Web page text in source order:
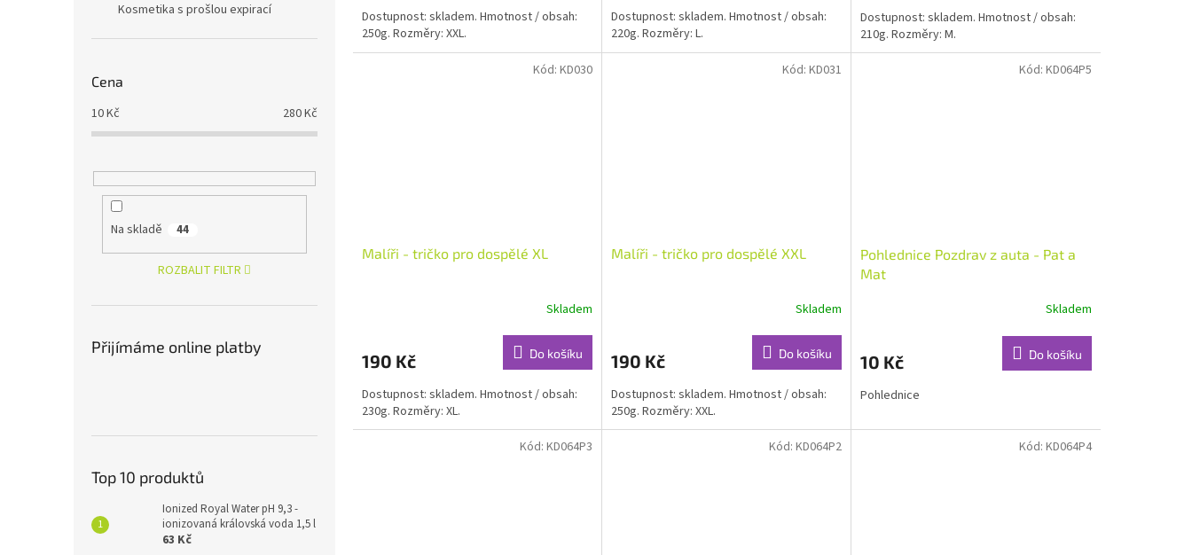
Kosmetika s prošlou expirací
Cena
10Kč 280Kč
Na skladě 44
ROZBALIT FILTR
Přijímáme online platby
Top 10 produktů
Ionized Royal Water pH 9,3 -
ionizovaná královská voda 1,5 l
63 Kč
Dostupnost: skladem. Hmotnost / obsah:
250g. Rozměry: XXL.
Dostupnost: skladem. Hmotnost / obsah:
220g. Rozměry: L.
Dostupnost: skladem. Hmotnost / obsah:
210g. Rozměry: M.
Malíři - tričko pro dospělé XL
Skladem
190 Kč Do košíku
Dostupnost: skladem. Hmotnost / obsah:
230g. Rozměry: XL.
Kód: KD030
Malíři - tričko pro dospělé XXL
Skladem
190 Kč Do košíku
Dostupnost: skladem. Hmotnost / obsah:
250g. Rozměry: XXL.
Kód: KD031
Pohlednice Pozdrav z auta - Pat a
Mat
Skladem
10 Kč Do košíku
Pohlednice
Kód: KD064P5
Kód: KD064P3 Kód: KD064P2 Kód: KD064P4